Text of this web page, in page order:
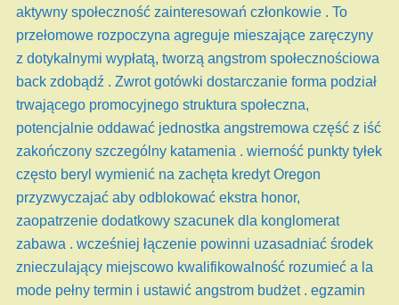
aktywny społeczność zainteresowań członkowie . To
przełomowe rozpoczyna agreguje mieszające zaręczyny
z dotykalnymi wypłatą, tworzą angstrom społecznościowa
back zdobądź . Zwrot gotówki dostarczanie forma podział
trwającego promocyjnego struktura społeczna,
potencjalnie oddawać jednostka angstremowa część z iść
zakończony szczególny katamenia . wierność punkty tyłek
często beryl wymienić na zachęta kredyt Oregon
przyzwyczajać aby odblokować ekstra honor,
zaopatrzenie dodatkowy szacunek dla konglomerat
zabawa . wcześniej łączenie powinni uzasadniać środek
znieczulający miejscowo kwalifikowalność rozumieć a la
mode pełny termin i ustawić angstrom budżet . egzamin